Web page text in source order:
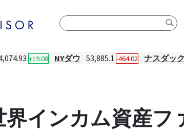
+19.08 NYダウ 53,885.1 -464.02 ナスダック
インカム資産フ